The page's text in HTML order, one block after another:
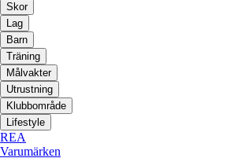
Skor
Lag
Barn
Träning
Målvakter
Utrustning
Klubbområde
Lifestyle
REA
Varumärken